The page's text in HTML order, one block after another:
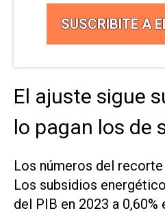
SUSCRIBITE A
El ajuste sigue
lo pagan los de
Los números del
Los subsidios
del PIB en 2023 a 0,60%